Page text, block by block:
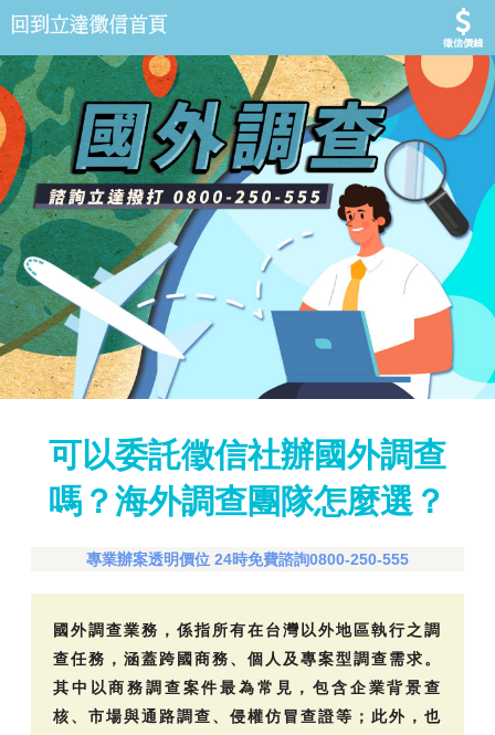
徵信價錢
可以委託徵信社辦國外調查
嗎？海外調查團隊怎麼選？
專業辦案透明價位 24時免費諮詢0800-250-555
國外調查業務，係指所有在台灣以外地區執行之調
查任務，涵蓋跨國商務、個人及專案型調查需求。
其中以商務調查案件最為常見，包含企業背景查
核、市場與通路調查、侵權仿冒查證等；此外，也